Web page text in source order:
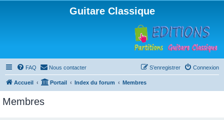
Guitare Classique
FAQ Nous contacter Connexion
S’enregistrer
Accueil Portail Index du forum Membres
Membres